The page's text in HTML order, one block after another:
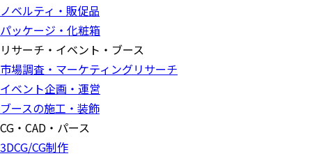
ノベルティ・販促品
パッケージ・化粧箱
リサーチ・イベント・ブース
市場調査・マーケティングリサーチ
イベント企画・運営
ブースの施工・装飾
CG・CAD・パース
3DCG/CG制作